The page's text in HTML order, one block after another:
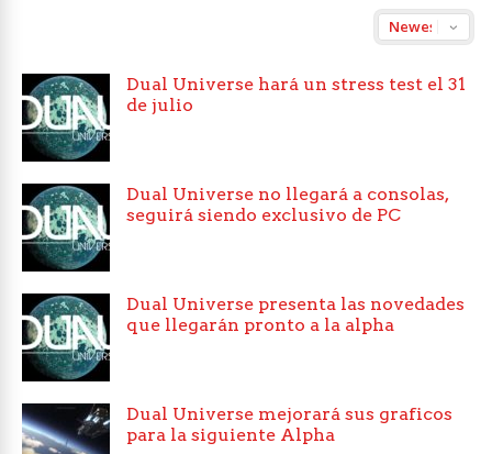
Dual Universe hará un stress test el 31
de julio
Dual Universe no llegará a consolas,
seguirá siendo exclusivo de PC
Dual Universe presenta las novedades
que llegarán pronto a la alpha
Dual Universe mejorará sus graficos
para la siguiente Alpha